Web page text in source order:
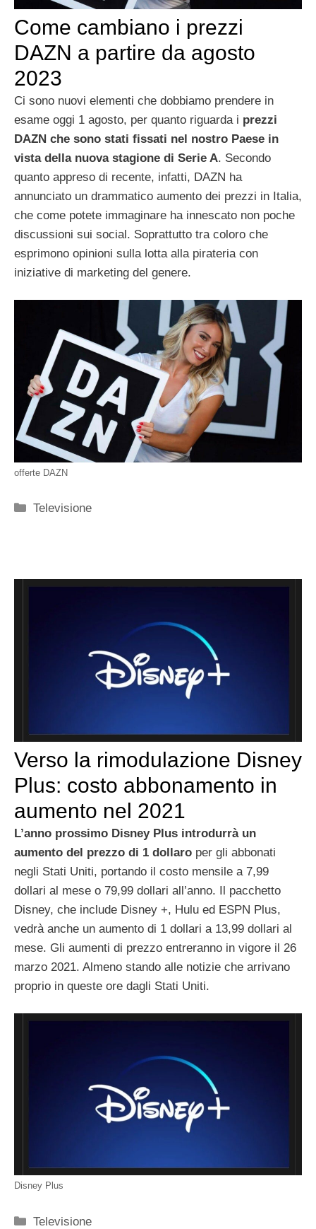
Come cambiano i prezzi
DAZN a partire da agosto
2023
Ci sono nuovi elementi che dobbiamo prendere in
esame oggi 1 agosto, per quanto riguarda i prezzi
DAZN che sono stati fissati nel nostro Paese in
vista della nuova stagione di Serie A. Secondo
quanto appreso di recente, infatti, DAZN ha
annunciato un drammatico aumento dei prezzi in Italia,
che come potete immaginare ha innescato non poche
discussioni sui social. Soprattutto tra coloro che
esprimono opinioni sulla lotta alla pirateria con
iniziative di marketing del genere.
offerte DAZN
Categorie
Televisione
Verso la rimodulazione Disney
Plus: costo abbonamento in
aumento nel 2021
L’anno prossimo Disney Plus introdurrà un
aumento del prezzo di 1 dollaro per gli abbonati
negli Stati Uniti, portando il costo mensile a 7,99
dollari al mese o 79,99 dollari all’anno. Il pacchetto
Disney, che include Disney +, Hulu ed ESPN Plus,
vedrà anche un aumento di 1 dollari a 13,99 dollari al
mese. Gli aumenti di prezzo entreranno in vigore il 26
marzo 2021. Almeno stando alle notizie che arrivano
proprio in queste ore dagli Stati Uniti.
Disney Plus
Categorie
Televisione